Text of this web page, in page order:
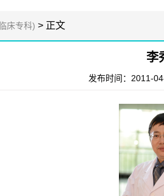
床专科) > 正文
李
发布时间：2011-